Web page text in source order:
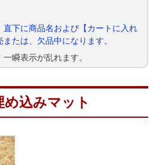
直下に商品名および【カートに入れ
たは、欠品中になります。
瞬表示が乱れます。
め込みマット